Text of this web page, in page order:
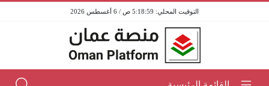
5:18:59 ص / 6 أغسطس 2026